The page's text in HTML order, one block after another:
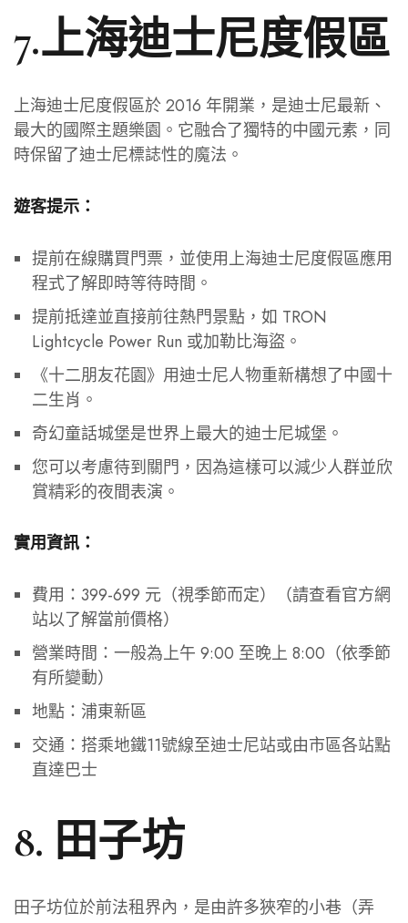
7.上海迪士尼度假區
上海迪士尼度假區於 2016 年開業，是迪士尼最新、
最大的國際主題樂園。它融合了獨特的中國元素，同
時保留了迪士尼標誌性的魔法。
遊客提示：
提前在線購買門票，並使用上海迪士尼度假區應用
程式了解即時等待時間。
提前抵達並直接前往熱門景點，如 TRON
Lightcycle Power Run 或加勒比海盜。
《十二朋友花園》用迪士尼人物重新構想了中國十
二生肖。
奇幻童話城堡是世界上最大的迪士尼城堡。
您可以考慮待到關門，因為這樣可以減少人群並欣
賞精彩的夜間表演。
實用資訊：
費用：399-699 元（視季節而定）（請查看官方網
站以了解當前價格）
營業時間：一般為上午 9:00 至晚上 8:00（依季節
有所變動）
地點：浦東新區
交通：搭乘地鐵11號線至迪士尼站或由市區各站點
直達巴士
8. 田子坊
田子坊位於前法租界內，是由許多狹窄的小巷（弄